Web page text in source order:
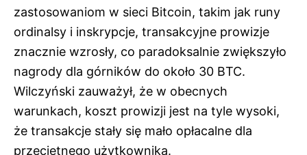
zastosowaniom w sieci Bitcoin, takim jak runy
ordinalsy i inskrypcje, transakcyjne prowizje
znacznie wzrosły, co paradoksalnie zwiększyło
nagrody dla górników do około 30 BTC.
Wilczyński zauważył, że w obecnych
warunkach, koszt prowizji jest na tyle wysoki,
że transakcje stały się mało opłacalne dla
przeciętnego użytkownika.